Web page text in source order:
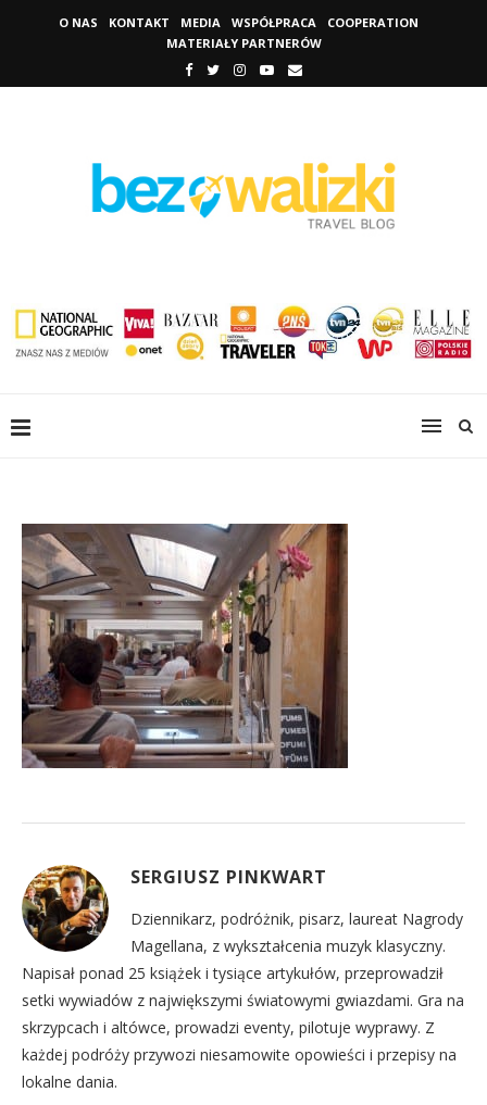
O NAS KONTAKT MEDIA WSPÓŁPRACA
COOPERATION
MATERIAŁY PARTNERÓW
SERGIUSZ PINKWART
Dziennikarz, podróżnik, pisarz, laureat Nagrody
Magellana, z wykształcenia muzyk klasyczny.
Napisał ponad 25 książek i tysiące artykułów, przeprowadził
setki wywiadów z największymi światowymi gwiazdami. Gra na
skrzypcach i altówce, prowadzi eventy, pilotuje wyprawy. Z
każdej podróży przywozi niesamowite opowieści i przepisy na
lokalne dania.